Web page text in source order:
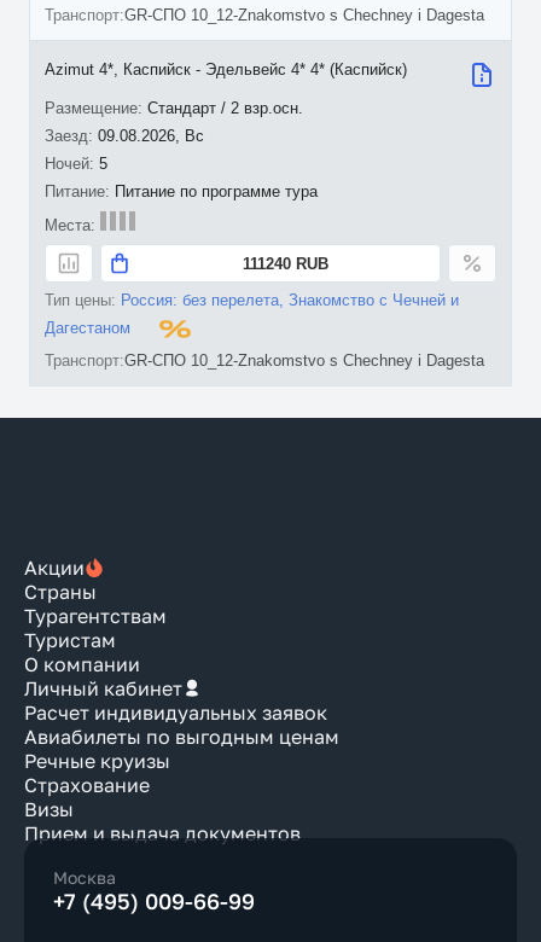
GR-СПО 10_12-Znakomstvo s Chechney i Dagesta
09.08.2026, Вс
5
Azimut 4*, Каспийск - Эдельвейс 4* 4* (Каспийск)
Стандарт / 2 взр.осн.
Питание по программе тура
111240 RUB
Россия: без перелета, Знакомство с Чечней и
Дагестаном
GR-СПО 10_12-Znakomstvo s Chechney i Dagesta
Акции
Страны
Турагентствам
Туристам
О компании
Личный кабинет
Расчет индивидуальных заявок
Авиабилеты по выгодным ценам
Речные круизы
Страхование
Визы
Прием и выдача документов
Москва
+7 (495) 009-66-99